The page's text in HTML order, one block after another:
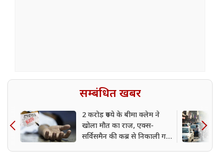
सम्बंधित खबर
2 करोड़ रुपये के बीमा क्लेम ने
खोला मौत का राज, एक्स-
सर्विसमैन की कब्र से निकाली गई